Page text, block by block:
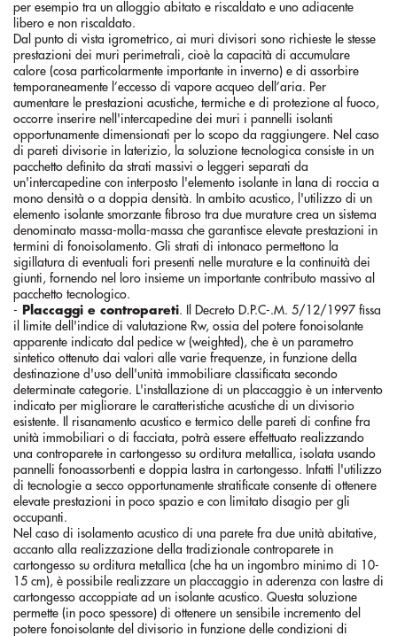
per esempio tra un alloggio abitato e riscaldato e uno adiacente
libero e non riscaldato.
Dal punto di vista igrometrico, ai muri divisori sono richieste le stesse
prestazioni dei muri perimetrali, cioè la capacità di accumulare
calore (cosa particolarmente importante in inverno) e di assorbire
temporaneamente l’eccesso di vapore acqueo dell’aria. Per
aumentare le prestazioni acustiche, termiche e di protezione al fuoco,
occorre inserire nell'intercapedine dei muri i pannelli isolanti
opportunamente dimensionati per lo scopo da raggiungere. Nel caso
di pareti divisorie in laterizio, la soluzione tecnologica consiste in un
pacchetto definito da strati massivi o leggeri separati da
un'intercapedine con interposto l'elemento isolante in lana di roccia a
mono densità o a doppia densità. In ambito acustico, l'utilizzo di un
elemento isolante smorzante fibroso tra due murature crea un sistema
denominato massa-molla-massa che garantisce elevate prestazioni in
termini di fonoisolamento. Gli strati di intonaco permettono la
sigillatura di eventuali fori presenti nelle murature e la continuità dei
giunti, fornendo nel loro insieme un importante contributo massivo al
pacchetto tecnologico.
- Placcaggi e contropareti. Il Decreto D.P.C-.M. 5/12/1997 fissa
il limite dell'indice di valutazione Rw, ossia del potere fonoisolante
apparente indicato dal pedice w (weighted), che è un parametro
sintetico ottenuto dai valori alle varie frequenze, in funzione della
destinazione d'uso dell'unità immobiliare classificata secondo
determinate categorie. L'installazione di un placcaggio è un intervento
indicato per migliorare le caratteristiche acustiche di un divisorio
esistente. Il risanamento acustico e termico delle pareti di confine fra
unità immobiliari o di facciata, potrà essere effettuato realizzando
una controparete in cartongesso su orditura metallica, isolata usando
pannelli fonoassorbenti e doppia lastra in cartongesso. Infatti l'utilizzo
di tecnologie a secco opportunamente stratificate consente di ottenere
elevate prestazioni in poco spazio e con limitato disagio per gli
occupanti.
Nel caso di isolamento acustico di una parete fra due unità abitative,
accanto alla realizzazione della tradizionale controparete in
cartongesso su orditura metallica (che ha un ingombro minimo di 10-
15 cm), è possibile realizzare un placcaggio in aderenza con lastre di
cartongesso accoppiate ad un isolante acustico. Questa soluzione
permette (in poco spessore) di ottenere un sensibile incremento del
potere fonoisolante del divisorio in funzione delle condizioni di